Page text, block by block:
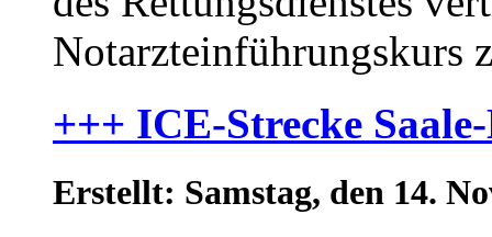
Notarzteinführungskurs
+++ ICE-Strecke
Erstellt: Samstag, den 14.